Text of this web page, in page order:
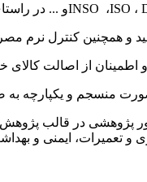
، ISO، INSOو ... در
و همچنین کنترل نرم
از اصالت
صورت منسجم و یکپارچه
و تعمیرات، ایمنی و